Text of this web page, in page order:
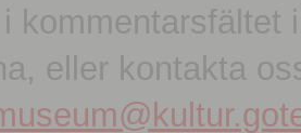
kommentarsfältet
eller kontakta